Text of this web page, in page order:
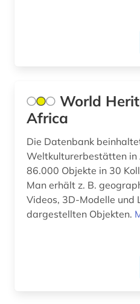
golfregion (1)
griechisch (1)
großbritannien (1)
grundwasser (2)
World
Africa
Die Datenbank
Weltkulturerbestätten in
86.000 Objekte in 30
Man erhält z. B. geographische Informationen,
Videos, 3D-Modelle und
dargestellten Objekten.